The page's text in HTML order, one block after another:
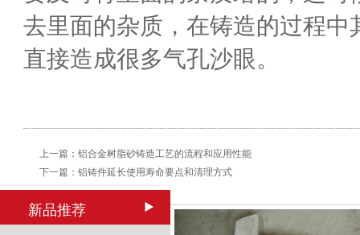
去里面的杂质，在铸造的过程
直接造成很多气孔沙眼。
上一篇： 铝合金树脂砂铸造工艺的流程和应用性能
下一篇： 铝铸件延长使用寿命要点和清理方式
新品推荐